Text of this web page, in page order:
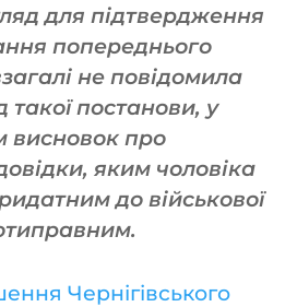
для підтвердження
попереднього
не повідомила
такої постанови, у
висновок про
яким чоловіка
до військової
Чернігівського